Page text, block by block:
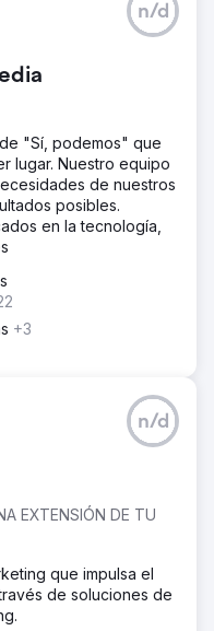
n/d
"Sí, podemos" que
lugar. Nuestro equipo
de nuestros
posibles.
en la tecnología,
+3
EXTENSIÓN DE TU
n/d
que impulsa el
de soluciones de